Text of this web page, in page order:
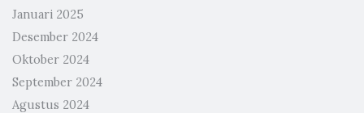
Januari 2025
Desember 2024
Oktober 2024
September 2024
Agustus 2024